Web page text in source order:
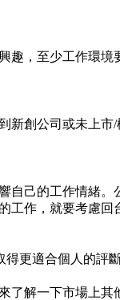
，至少工作環
創公司或未上市/
己的工作情緒
作，就要考慮
更適合個人的評斷
了解一下市場上其